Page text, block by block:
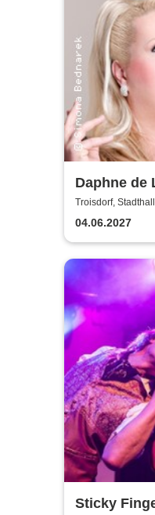
Daphne de
Troisdorf,
04.06.2027
Sticky